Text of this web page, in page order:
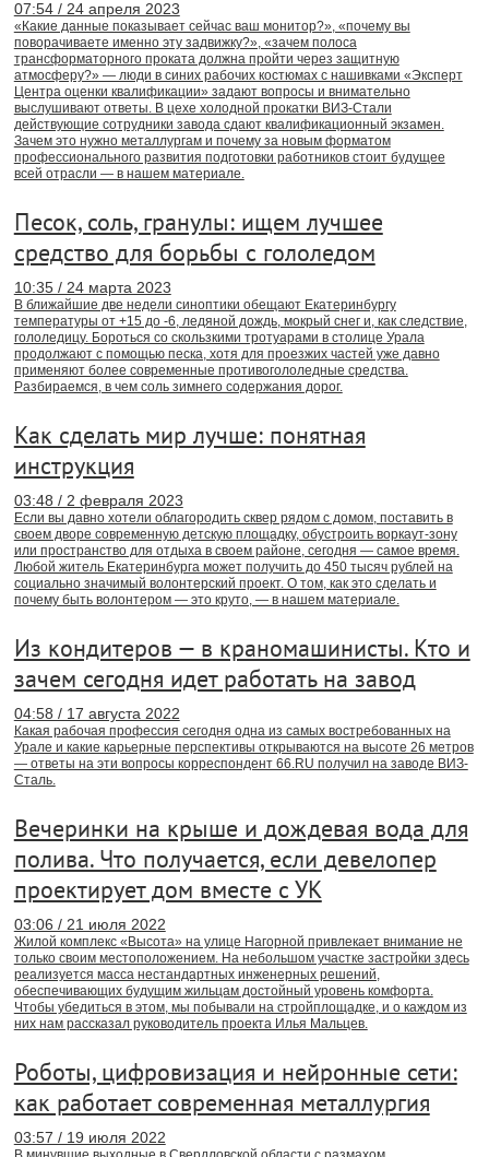
07:54 / 24 апреля 2023
«Какие данные показывает сейчас ваш монитор?», «почему вы
поворачиваете именно эту задвижку?», «зачем полоса
трансформаторного проката должна пройти через защитную
атмосферу?» — люди в синих рабочих костюмах с нашивками «Эксперт
Центра оценки квалификации» задают вопросы и внимательно
выслушивают ответы. В цехе холодной прокатки ВИЗ-Стали
действующие сотрудники завода сдают квалификационный экзамен.
Зачем это нужно металлургам и почему за новым форматом
профессионального развития подготовки работников стоит будущее
всей отрасли — в нашем материале.
Песок, соль, гранулы: ищем лучшее
средство для борьбы с гололедом
10:35 / 24 марта 2023
В ближайшие две недели синоптики обещают Екатеринбургу
температуры от +15 до -6, ледяной дождь, мокрый снег и, как следствие,
гололедицу. Бороться со скользкими тротуарами в столице Урала
продолжают с помощью песка, хотя для проезжих частей уже давно
применяют более современные противогололедные средства.
Разбираемся, в чем соль зимнего содержания дорог.
Как сделать мир лучше: понятная
инструкция
03:48 / 2 февраля 2023
Если вы давно хотели облагородить сквер рядом с домом, поставить в
своем дворе современную детскую площадку, обустроить воркаут-зону
или пространство для отдыха в своем районе, сегодня — самое время.
Любой житель Екатеринбурга может получить до 450 тысяч рублей на
социально значимый волонтерский проект. О том, как это сделать и
почему быть волонтером — это круто, — в нашем материале.
Из кондитеров — в краномашинисты. Кто и
зачем сегодня идет работать на завод
04:58 / 17 августа 2022
Какая рабочая профессия сегодня одна из самых востребованных на
Урале и какие карьерные перспективы открываются на высоте 26 метров
— ответы на эти вопросы корреспондент 66.RU получил на заводе ВИЗ-
Сталь.
Вечеринки на крыше и дождевая вода для
полива. Что получается, если девелопер
проектирует дом вместе с УК
03:06 / 21 июля 2022
Жилой комплекс «Высота» на улице Нагорной привлекает внимание не
только своим местоположением. На небольшом участке застройки здесь
реализуется масса нестандартных инженерных решений,
обеспечивающих будущим жильцам достойный уровень комфорта.
Чтобы убедиться в этом, мы побывали на стройплощадке, и о каждом из
них нам рассказал руководитель проекта Илья Мальцев.
Роботы, цифровизация и нейронные сети:
как работает современная металлургия
03:57 / 19 июля 2022